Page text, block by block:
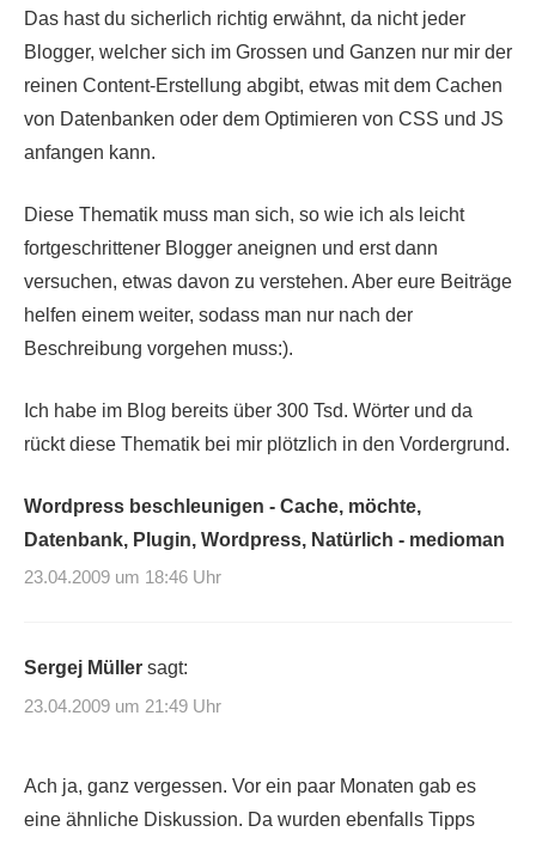
Das hast du sicherlich richtig erwähnt, da nicht jeder
Blogger, welcher sich im Grossen und Ganzen nur mir der
reinen Content-Erstellung abgibt, etwas mit dem Cachen
von Datenbanken oder dem Optimieren von CSS und JS
anfangen kann.
Diese Thematik muss man sich, so wie ich als leicht
fortgeschrittener Blogger aneignen und erst dann
versuchen, etwas davon zu verstehen. Aber eure Beiträge
helfen einem weiter, sodass man nur nach der
Beschreibung vorgehen muss:).
Ich habe im Blog bereits über 300 Tsd. Wörter und da
rückt diese Thematik bei mir plötzlich in den Vordergrund.
Wordpress beschleunigen - Cache, möchte,
Datenbank, Plugin, Wordpress, Natürlich - medioman
23.04.2009 um 18:46 Uhr
Sergej Müller sagt:
23.04.2009 um 21:49 Uhr
Ach ja, ganz vergessen. Vor ein paar Monaten gab es
eine ähnliche Diskussion. Da wurden ebenfalls Tipps